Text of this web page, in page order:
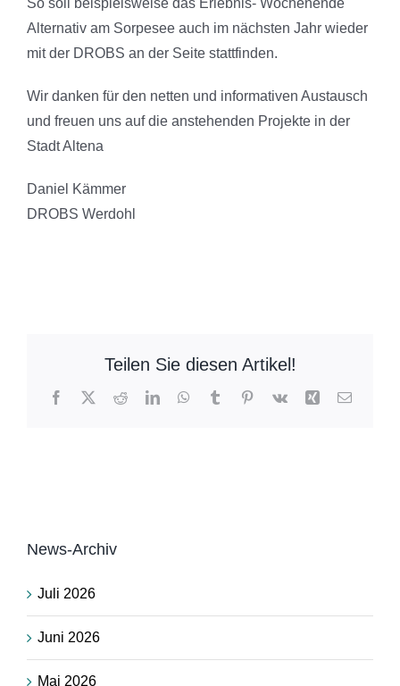
Alternativ am Sorpesee auch im nächsten Jahr wieder
mit der DROBS an der Seite stattfinden.
Wir danken für den netten und informativen Austausch
und freuen uns auf die anstehenden Projekte in der
Stadt Altena
Daniel Kämmer
DROBS Werdohl
Teilen Sie diesen Artikel!
Facebook
X RedditLinkedInWhatsApp
TumblrPinterest
Vk Xing E-
News-Archiv
Juli 2026
Juni 2026
Mai 2026